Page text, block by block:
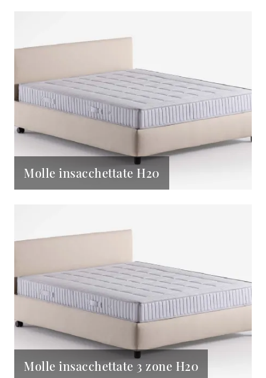
Molle insacchettate H20
Molle insacchettate 3 zone H20